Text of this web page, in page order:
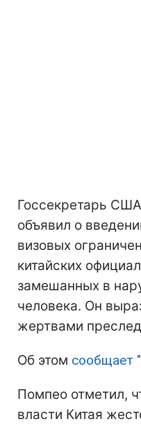
Госсекретарь
объявил о
визовых
китайских
замешанных в
человека. Он
жертвами
Об этом сообщает
Помпео отметил,
власти Китая